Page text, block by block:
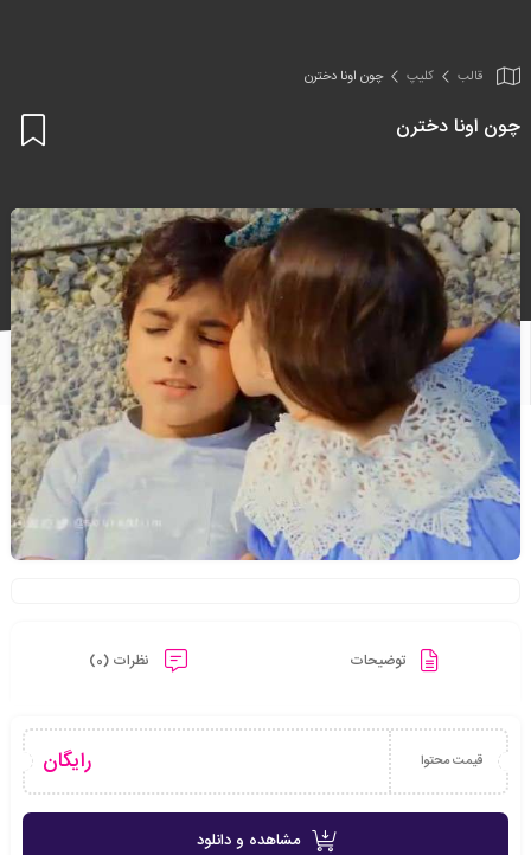
قالب کلیپ چون اونا دخترن
چون اونا دخترن
توضیحات نظرات (0)
قیمت محتوا رایگان
مشاهده و دانلود